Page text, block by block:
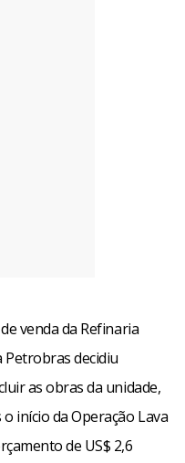
venda da Refinaria
Petrobras decidiu
as obras da unidade,
início da Operação Lava
de US$ 2,6